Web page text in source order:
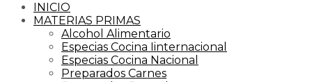
INICIO
MATERIAS PRIMAS
Alcohol Alimentario
Especias Cocina Iinternacional
Especias Cocina Nacional
Preparados Carnes